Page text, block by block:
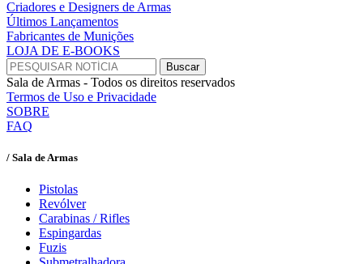
Criadores e Designers de Armas
Últimos Lançamentos
Fabricantes de Munições
LOJA DE E-BOOKS
Sala de Armas - Todos os direitos reservados
Termos de Uso e Privacidade
SOBRE
FAQ
/ Sala de Armas
Pistolas
Revólver
Carabinas / Rifles
Espingardas
Fuzis